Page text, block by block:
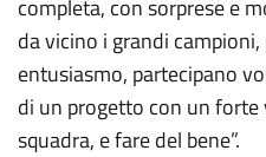
completa, con sorprese e
da vicino i grandi
entusiasmo, partecipano
di un progetto con un forte
squadra, e fare del bene”.